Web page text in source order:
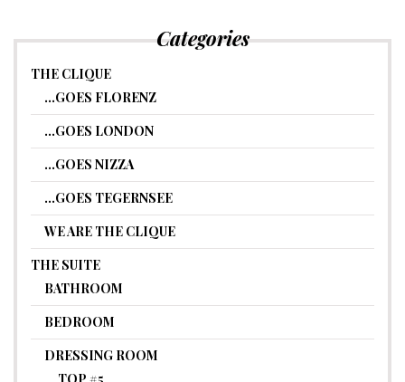
Categories
THE CLIQUE
…GOES FLORENZ
…GOES LONDON
…GOES NIZZA
…GOES TEGERNSEE
WE ARE THE CLIQUE
THE SUITE
BATHROOM
BEDROOM
DRESSING ROOM